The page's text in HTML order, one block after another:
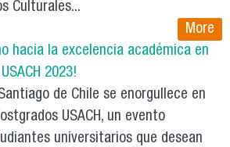
Culturales...
More
hacia la excelencia académica en
2023!
de Chile se enorgullece en
USACH, un evento
universitarios que desean